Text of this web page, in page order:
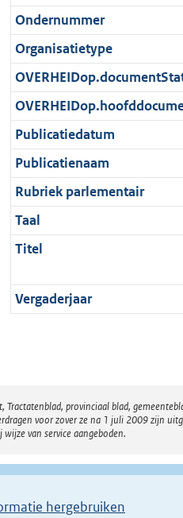
o
r
m
a
a
t
Ondernummer
Organisatietype
Publicatiedatum
Publicatienaam
Rubriek parlementair
Taal
Titel
Vergaderjaar
provinciaal blad,
voor zover ze na 1 juli 2009 zijn
van service aangeboden.
hergebruiken